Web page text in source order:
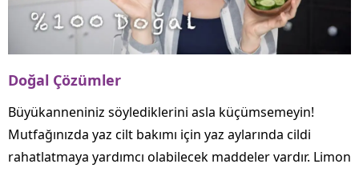
Doğal Çözümler
Büyükanneniniz söylediklerini asla küçümsemeyin!
Mutfağınızda yaz cilt bakımı için yaz aylarında cildi
rahatlatmaya yardımcı olabilecek maddeler vardır. Limon